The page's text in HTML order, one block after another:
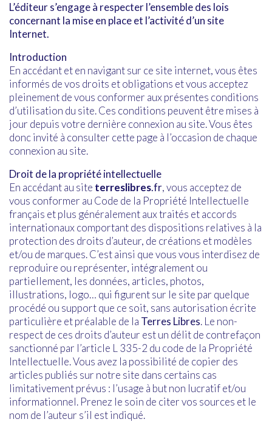
L’éditeur s’engage à respecter l’ensemble des lois
concernant la mise en place et l’activité d’un site
Internet.
Introduction
En accédant et en navigant sur ce site internet, vous êtes
informés de vos droits et obligations et vous acceptez
pleinement de vous conformer aux présentes conditions
d’utilisation du site. Ces conditions peuvent être mises à
jour depuis votre dernière connexion au site. Vous êtes
donc invité à consulter cette page à l’occasion de chaque
connexion au site.
Droit de la propriété intellectuelle
En accédant au site terreslibres.fr, vous acceptez de
vous conformer au Code de la Propriété Intellectuelle
français et plus généralement aux traités et accords
internationaux comportant des dispositions relatives à la
protection des droits d’auteur, de créations et modèles
et/ou de marques. C’est ainsi que vous vous interdisez de
reproduire ou représenter, intégralement ou
partiellement, les données, articles, photos,
illustrations, logo… qui figurent sur le site par quelque
procédé ou support que ce soit, sans autorisation écrite
particulière et préalable de la Terres Libres. Le non-
respect de ces droits d’auteur est un délit de contrefaçon
sanctionné par l’article L 335-2 du code de la Propriété
Intellectuelle. Vous avez la possibilité de copier des
articles publiés sur notre site dans certains cas
limitativement prévus : l’usage à but non lucratif et/ou
informationnel. Prenez le soin de citer vos sources et le
nom de l’auteur s’il est indiqué.